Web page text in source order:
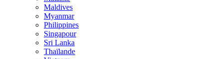
Maldives
Myanmar
Philippines
Singapour
Sri Lanka
Thaïlande